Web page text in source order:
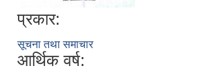
प्रकार:
सूचना तथा समाचार
आर्थिक वर्ष: